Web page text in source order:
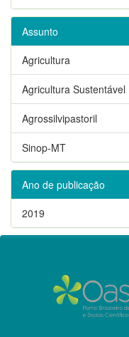
Assunto
Agricultura
Agricultura Sustentável
Agrossilvipastoril
Sinop-MT
Ano de publicação
2019